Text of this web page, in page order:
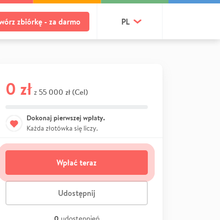
zbiórkę - za darmo PL
0 zł z 55 000 zł (Cel)
Dokonaj pierwszej wpłaty.
Każda złotówka się liczy.
Wpłać teraz
Udostępnij